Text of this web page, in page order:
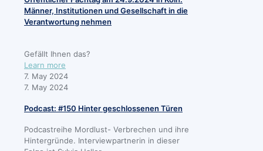
Männer, Institutionen und Gesellschaft in die
Verantwortung nehmen
Gefällt Ihnen das?
Learn more
7. May 2024
7. May 2024
Podcast: #150 Hinter geschlossenen Türen
Podcastreihe Mordlust- Verbrechen und ihre
Hintergründe. Interviewpartnerin in dieser